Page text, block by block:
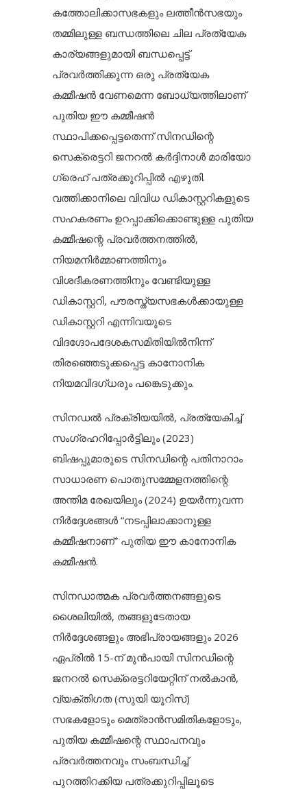
കത്തോലിക്കാസഭകളും ലത്തീൻസഭയും
തമ്മിലുള്ള ബന്ധത്തിലെ ചില പ്രത്യേക
കാര്യങ്ങളുമായി ബന്ധപ്പെട്ട്
പ്രവർത്തിക്കുന്ന ഒരു പ്രത്യേക
കമ്മീഷൻ വേണമെന്ന ബോധ്യത്തിലാണ്
പുതിയ ഈ കമ്മീഷൻ
സ്ഥാപിക്കപ്പെട്ടതെന്ന് സിനഡിന്റെ
സെക്രെട്ടറി ജനറൽ കർദ്ദിനാൾ മാരിയോ
ഗ്രെഹ് പത്രക്കുറിപ്പിൽ എഴുതി.
വത്തിക്കാനിലെ വിവിധ ഡികാസ്റ്ററികളുടെ
സഹകരണം ഉറപ്പാക്കിക്കൊണ്ടുള്ള പുതിയ
കമ്മീഷന്റെ പ്രവർത്തനത്തിൽ,
നിയമനിർമ്മാണത്തിനും
വിശദീകരണത്തിനും വേണ്ടിയുള്ള
ഡികാസ്റ്ററി, പൗരസ്ത്യസഭകൾക്കായുള്ള
ഡികാസ്റ്ററി എന്നിവയുടെ
വിദഗ്ദോപദേശകസമിതിയിൽനിന്ന്
തിരഞ്ഞെടുക്കപ്പെട്ട കാനോനിക
നിയമവിദഗ്ധരും പങ്കെടുക്കും.
സിനഡൽ പ്രക്രിയയിൽ, പ്രത്യേകിച്ച്
സംഗ്രഹറിപ്പോർട്ടിലും (2023)
ബിഷപ്പുമാരുടെ സിനഡിന്റെ പതിനാറാം
സാധാരണ പൊതുസമ്മേളനത്തിന്റെ
അന്തിമ രേഖയിലും (2024) ഉയർന്നുവന്ന
നിർദ്ദേശങ്ങൾ “നടപ്പിലാക്കാനുള്ള
കമ്മീഷനാണ്” പുതിയ ഈ കാനോനിക
കമ്മീഷൻ.
സിനഡാത്മക പ്രവർത്തനങ്ങളുടെ
ശൈലിയിൽ, തങ്ങളുടേതായ
നിർദ്ദേശങ്ങളും അഭിപ്രായങ്ങളും 2026
ഏപ്രിൽ 15-ന് മുൻപായി സിനഡിന്റെ
ജനറൽ സെക്രെട്ടറിയേറ്റിന് നൽകാൻ,
വ്യക്തിഗത (സുയി യൂറിസ്)
സഭകളോടും മെത്രാൻസമിതികളോടും,
പുതിയ കമ്മീഷന്റെ സ്ഥാപനവും
പ്രവർത്തനവും സംബന്ധിച്ച്
പുറത്തിറക്കിയ പത്രക്കുറിപ്പിലൂടെ